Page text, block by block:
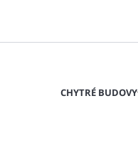
CHYTRÉ BUDOVY